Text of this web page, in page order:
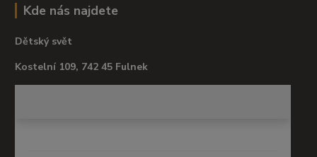
Kde nás najdete
Dětský svět
Kostelní 109, 742 45 Fulnek